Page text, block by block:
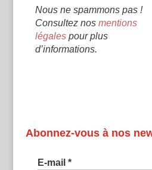
Nous ne spammons pas !
Consultez nos mentions
légalespour plus
d’informations.
Abonnez-vous à nos
E-mail *